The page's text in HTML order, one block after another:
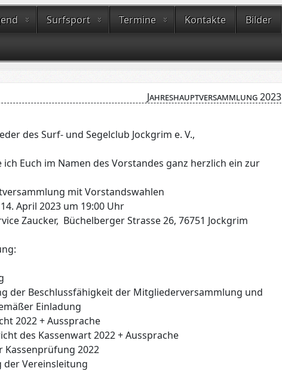
Surfsport Termine Kontakte Bilder
Jahreshauptversammlung 2023
des Surf- und Segelclub Jockgrim e. V.,
Euch im Namen des Vorstandes ganz herzlich ein zur
mit Vorstandswahlen
April 2023 um 19:00 Uhr
Zaucker, Büchelberger Strasse 26, 76751 Jockgrim
der Beschlussfähigkeit der Mitgliederversammlung und
Einladung
2022 + Aussprache
des Kassenwart 2022 + Aussprache
Kassenprüfung 2022
der Vereinsleitung